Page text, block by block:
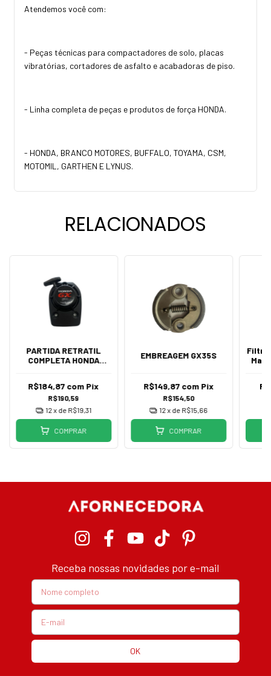
Atendemos você com:
- Peças técnicas para compactadores de solo, placas
vibratórias, cortadores de asfalto e acabadoras de piso.
- Linha completa de peças e produtos de força HONDA.
- HONDA, BRANCO MOTORES, BUFFALO, TOYAMA, CSM,
MOTOMIL, GARTHEN E LYNUS.
RELACIONADOS
PARTIDA RETRATIL
COMPLETA HONDA
R$190,59
R$184,87com Pix
12x de R$19,31
COMPRAR
EMBREAGEM GX35S
R$154,50
R$149,87com Pix
12x de R$15,66
COMPRAR
Filtro
Receba nossas novidades por e-mail